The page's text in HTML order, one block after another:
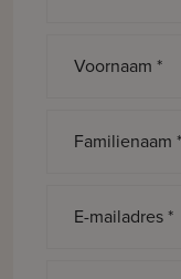
Voornaam *
Familienaam *
E-mailadres *